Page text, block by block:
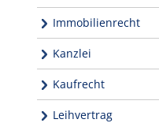
Immobilienrecht
Kanzlei
Kaufrecht
Leihvertrag